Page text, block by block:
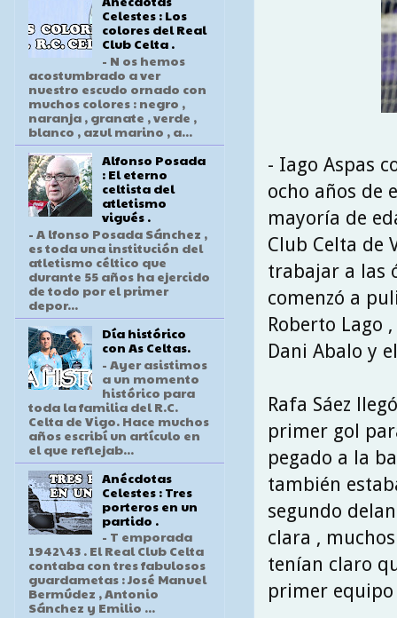
- Iago Aspas
ocho años de
mayoría de
Club Celta de
trabajar a las
comenzó a
Roberto Lago
Dani Abalo y
Rafa Sáez
primer gol
pegado a la
también
segundo
clara ,
tenían claro
primer equipo
Celestes : Los
colores del Real
Club Celta .
- N os hemos
acostumbrado a ver
nuestro escudo ornado con
muchos colores : negro ,
naranja , granate , verde ,
blanco , azul marino , a...
Alfonso Posada
: El eterno
celtista del
atletismo
vigués .
- A lfonso Posada Sánchez ,
es toda una institución del
atletismo céltico que
durante 55 años ha ejercido
de todo por el primer
depor...
Día histórico
con As Celtas.
- Ayer asistimos
a un momento
histórico para
toda la familia del R.C.
Celta de Vigo. Hace muchos
años escribí un artículo en
el que reflejab...
Anécdotas
Celestes : Tres
porteros en un
partido .
- T emporada
1942\43 . El Real Club Celta
contaba con tres fabulosos
guardametas : José Manuel
Bermúdez , Antonio
Sánchez y Emilio ...